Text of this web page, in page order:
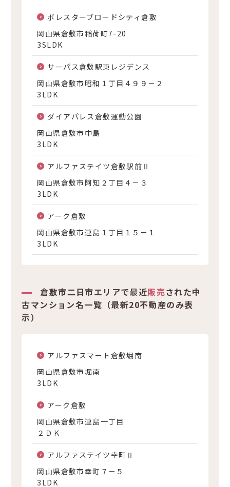
ポレスターブロードシティ倉敷
岡山県倉敷市稲荷町7-20
3SLDK
サーパス倉敷駅東レジデンス
岡山県倉敷市昭和１丁目４９９－２
3LDK
ダイアパレス倉敷運動公園
岡山県倉敷市中島
3LDK
アルファステイツ倉敷駅前Ⅱ
岡山県倉敷市阿知２丁目４－３
3LDK
アーク倉敷
岡山県倉敷市連島１丁目１５－１
3LDK
倉敷市二日市エリアで最近販売された中
古マンション名一覧（最新20不動産のみ表
示）
アルファスマート倉敷堀南
岡山県倉敷市堀南
3LDK
アーク倉敷
岡山県倉敷市連島一丁目
２ＤＫ
アルファステイツ幸町Ⅱ
岡山県倉敷市幸町７－５
3LDK